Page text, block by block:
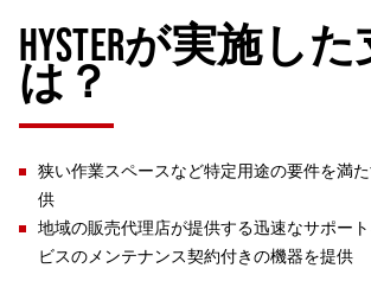
HYSTERが実施し
は？
狭い作業スペースなど特定用途の要件を満
供
地域の販売代理店が提供する迅速なサポー
ビスのメンテナンス契約付きの機器を提供